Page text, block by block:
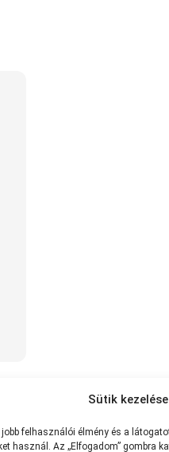
Sütik kezelése
jobb felhasználói élmény és a
használ. Az „Elfogadom” gombra